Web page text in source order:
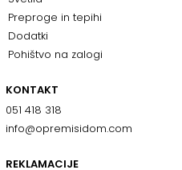
Preproge in tepihi
Dodatki
Pohištvo na zalogi
KONTAKT
051 418 318
info@opremisidom.com
REKLAMACIJE